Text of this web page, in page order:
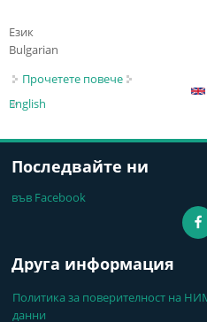
Език
Bulgarian
Прочетете повече about Книги и
English
Последвайте ни
във Facebook
Друга информация
Политика за поверителност на
данни